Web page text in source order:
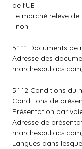
de l'UE
Le marché relève
: non
5.1.11 Documents de
Adresse des
5.1.12 Conditions du
Conditions de
Présentation par
Adresse de
Langues dans